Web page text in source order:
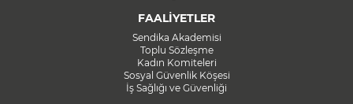
FAALİYETLER
Sendika Akademisi
Toplu Sözleşme
Kadın Komiteleri
Sosyal Güvenlik Köşesi
İş Sağlığı ve Güvenliği